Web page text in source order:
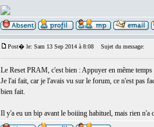
Post� le: Sam 13 Sep 2014 à 8:08 Sujet du message:
Le Reset PRAM, c'est bien : Appuyer en même
Je l'ai fait, car je l'avais vu sur le forum, ce n'est pas
bien fait.
Il y'a eu un bip avant le boiiing habituel, mais rien n'a